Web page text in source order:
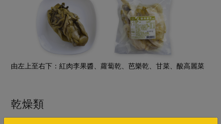
由左上至右下：紅肉李果醬、蘿蔔乾、芭樂乾、甘菜、酸高麗菜
乾燥類